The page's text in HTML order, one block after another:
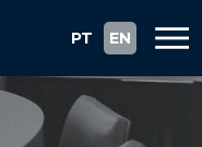
PT EN